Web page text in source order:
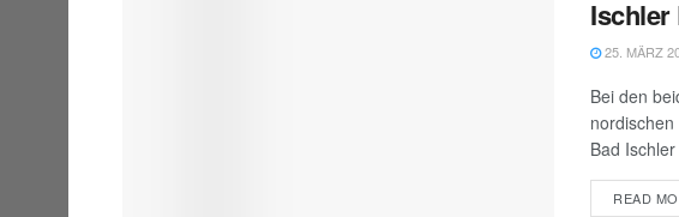
25. MÄRZ
Bei den
Bad
READ